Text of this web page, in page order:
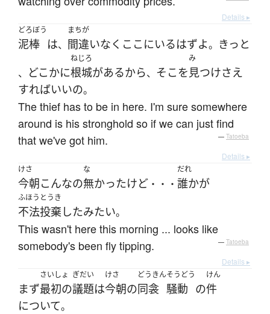
Details ▸
どろぼう
泥棒 は、
まちが
間違いなく ここ にいるはずよ。 きっと
、 どこかに
ねじろ
根城があるから、 そこ を
み
見つけさえ
すればいいの。
The thief has to be in here. I'm sure somewhere
around is his stronghold so if we can just find
that we've got him.
— Tatoeba
Details ▸
けさ
今朝こんなの
な
無かったけど ・・・
だれ
誰かが
ふほうとうき
不法投棄 したみたい。
This wasn't here this morning ... looks like
somebody's been fly tipping.
— Tatoeba
Details ▸
まず
さいしょ
最初の
ぎだい
議題は
けさ
今朝の
どうきん
同衾
そうどう
騒動 の
けん
件
について。